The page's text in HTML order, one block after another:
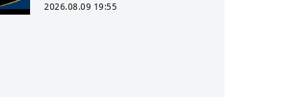
2026.08.09 19:55